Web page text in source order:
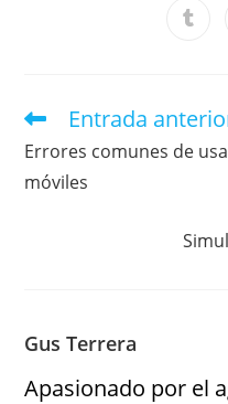
Entrada
Errores comunes de
móviles
Gus Terrera
Apasionado por el